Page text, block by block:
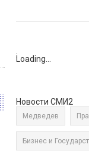
: Loading...
Новости СМИ2
Медведев
Бизнес и